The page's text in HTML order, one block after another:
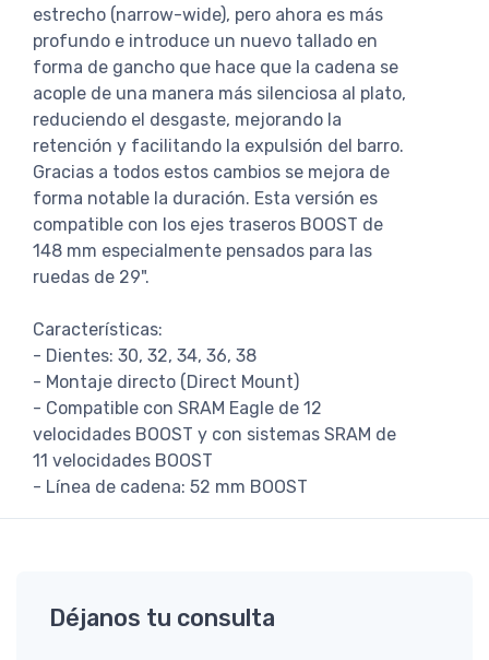
estrecho (narrow-wide), pero ahora es más
profundo e introduce un nuevo tallado en
forma de gancho que hace que la cadena se
acople de una manera más silenciosa al plato,
reduciendo el desgaste, mejorando la
retención y facilitando la expulsión del barro.
Gracias a todos estos cambios se mejora de
forma notable la duración. Esta versión es
compatible con los ejes traseros BOOST de
148 mm especialmente pensados para las
ruedas de 29".
Características:
- Dientes: 30, 32, 34, 36, 38
- Montaje directo (Direct Mount)
- Compatible con SRAM Eagle de 12
velocidades BOOST y con sistemas SRAM de
11 velocidades BOOST
- Línea de cadena: 52 mm BOOST
Déjanos tu consulta